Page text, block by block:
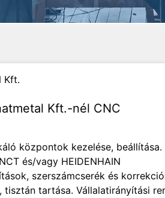
Kft.
Kft.-nél CNC
központok kezelése, beállítása.
és/vagy HEIDENHAIN
szerszámcserék és
tartása. Vállalatirányítási